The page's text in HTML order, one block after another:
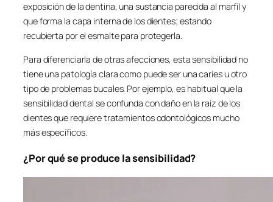
exposición de la dentina, una sustancia parecida al marfil y
que forma la capa interna de los dientes; estando
recubierta por el esmalte para protegerla.
Para diferenciarla de otras afecciones, esta sensibilidad no
tiene una patología clara como puede ser una caries u otro
tipo de problemas bucales. Por ejemplo, es habitual que la
sensibilidad dental se confunda con daño en la raíz de los
dientes que requiere tratamientos odontológicos mucho
más específicos.
¿Por qué se produce la sensibilidad?